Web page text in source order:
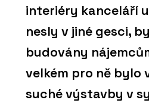
interiéry kanceláří
nesly v jiné gesci,
budovány
velkém pro ně bylo
suché výstavby v